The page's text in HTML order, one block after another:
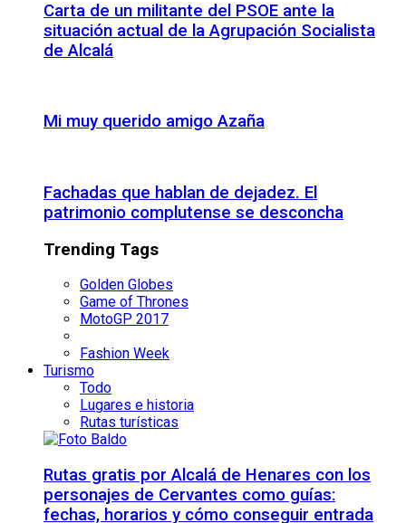
Carta de un militante del PSOE ante la
situación actual de la Agrupación Socialista
de Alcalá
Mi muy querido amigo Azaña
Fachadas que hablan de dejadez. El
patrimonio complutense se desconcha
Trending Tags
Golden Globes
Game of Thrones
MotoGP 2017
Fashion Week
Turismo
Todo
Lugares e historia
Rutas turísticas
Rutas gratis por Alcalá de Henares con los
personajes de Cervantes como guías:
fechas, horarios y cómo conseguir entrada